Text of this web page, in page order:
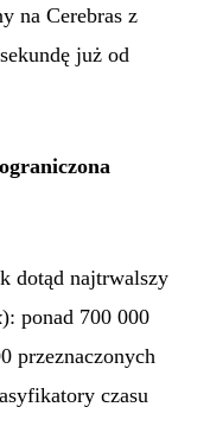
na Cerebras z
już od
dotąd najtrwalszy
): ponad 700 000
przeznaczonych
czasu